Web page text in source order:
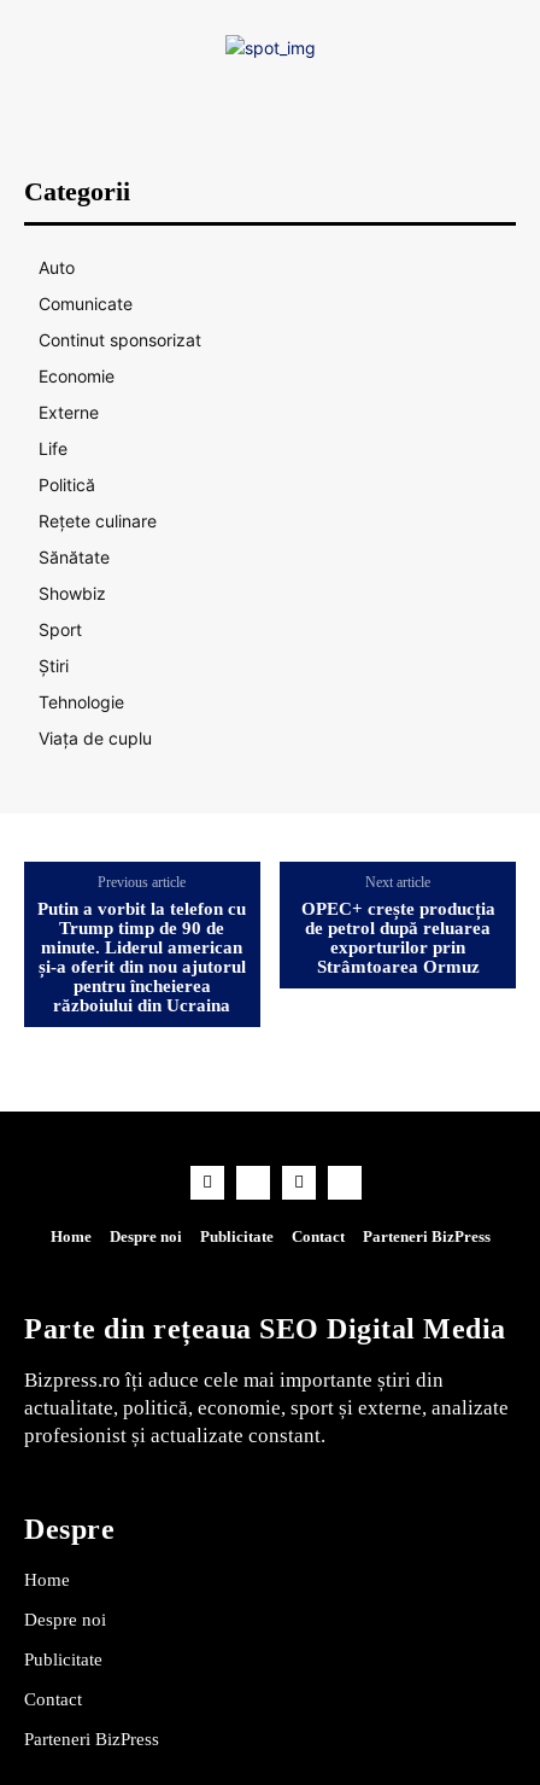
Categorii
Auto
Comunicate
Continut sponsorizat
Economie
Externe
Life
Politică
Rețete culinare
Sănătate
Showbiz
Sport
Știri
Tehnologie
Viața de cuplu
Previous article
Putin a vorbit la telefon cu
Trump timp de 90 de
minute. Liderul american
și-a oferit din nou ajutorul
pentru încheierea
războiului din Ucraina
Next article
OPEC+ crește producția
de petrol după reluarea
exporturilor prin
Strâmtoarea Ormuz
Home Despre noi Publicitate Contact Parteneri BizPress
Parte din rețeaua SEO Digital Media
Bizpress.ro îți aduce cele mai importante știri din
actualitate, politică, economie, sport și externe, analizate
profesionist și actualizate constant.
Despre
Home
Despre noi
Publicitate
Contact
Parteneri BizPress